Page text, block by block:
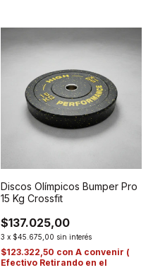
Discos Olímpicos Bumper Pro
15 Kg Crossfit
$137.025,00
3 x $45.675,00 sin interés
$123.322,50 con A convenir (
Efectivo Retirando en el